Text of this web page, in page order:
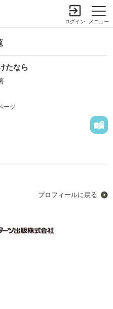
メニュー
ログイン
たなら
ージ
なせない？
読む
プロフィールに戻る